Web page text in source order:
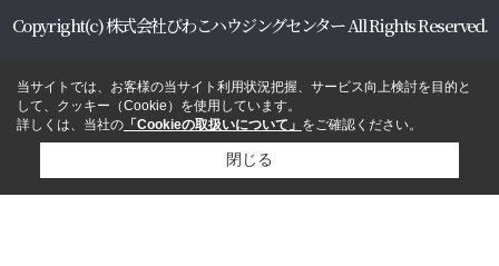
Copyright(c) 株式会社びわこハウジングセンター All Rights Reserved.
当サイトでは、お客様の当サイト利用状況把握、サービス向上検討を目的と
して、クッキー（Cookie）を使用しています。
詳しくは、当社の 「Cookieの取扱いについて」 をご確認ください。
閉じる